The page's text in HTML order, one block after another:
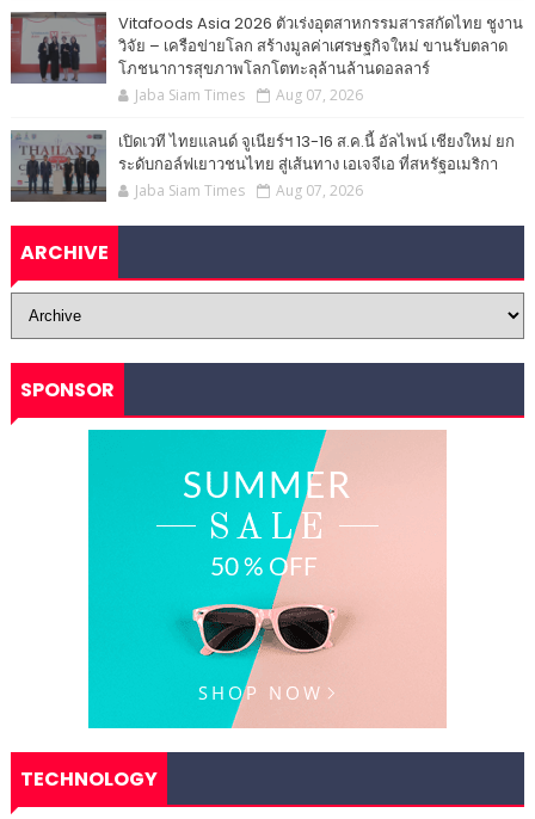
Vitafoods Asia 2026 ตัวเร่งอุตสาหกรรมสารสกัดไทย ชูงาน
วิจัย – เครือข่ายโลก สร้างมูลค่าเศรษฐกิจใหม่ ขานรับตลาด
โภชนาการสุขภาพโลกโตทะลุล้านล้านดอลลาร์
Jaba Siam Times Aug 07, 2026
เปิดเวที ไทยแลนด์ จูเนียร์ฯ 13-16 ส.ค.นี้ อัลไพน์ เชียงใหม่ ยก
ระดับกอล์ฟเยาวชนไทย สู่เส้นทาง เอเจจีเอ ที่สหรัฐอเมริกา
Jaba Siam Times Aug 07, 2026
ARCHIVE
SPONSOR
TECHNOLOGY